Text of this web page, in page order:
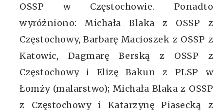
OSSP w Częstochowie. Ponadto
wyróżniono: Michała Blaka z OSSP z
Częstochowy, Barbarę Macioszek z OSSP z
Katowic, Dagmarę Berską z OSSP z
Częstochowy i Elizę Bakun z PLSP w
Łomży (malarstwo); Michała Blaka z OSSP
z Częstochowy i Katarzynę Piasecką z